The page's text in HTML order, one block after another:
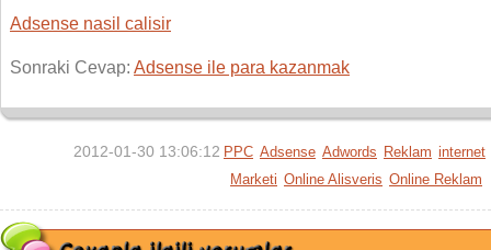
Adsense nasil calisir
Sonraki Cevap: Adsense ile para kazanmak
2012-01-30 13:06:12 PPC Adsense Adwords Reklam internet
Marketi Online Alisveris Online Reklam